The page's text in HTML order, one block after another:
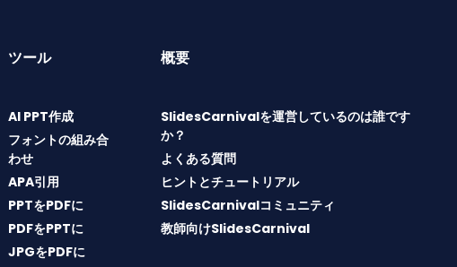
ツール
AI PPT作成
フォントの組み合
わせ
APA引用
PPTをPDFに
PDFをPPTに
JPGをPDFに
概要
SlidesCarnivalを運営しているのは誰です
か？
よくある質問
ヒントとチュートリアル
SlidesCarnivalコミュニティ
教師向けSlidesCarnival